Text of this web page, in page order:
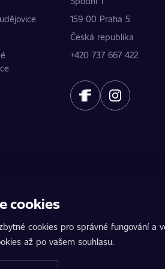
159 00 Praha 5
Česká republika
+420 737 667 422
Údaje poskytují jednotliví
AutoChip® je registrovaná
komunikacích. Přesné
cookies
cookies pro správné fungování a
až po vašem souhlasu.